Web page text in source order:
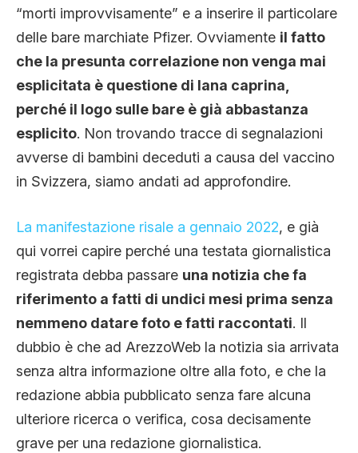
“morti improvvisamente” e a inserire il particolare
delle bare marchiate Pfizer. Ovviamente il fatto
che la presunta correlazione non venga mai
esplicitata è questione di lana caprina,
perché il logo sulle bare è già abbastanza
esplicito. Non trovando tracce di segnalazioni
avverse di bambini deceduti a causa del vaccino
in Svizzera, siamo andati ad approfondire.
La manifestazione risale a gennaio 2022, e già
qui vorrei capire perché una testata giornalistica
registrata debba passare una notizia che fa
riferimento a fatti di undici mesi prima senza
nemmeno datare foto e fatti raccontati. Il
dubbio è che ad ArezzoWeb la notizia sia arrivata
senza altra informazione oltre alla foto, e che la
redazione abbia pubblicato senza fare alcuna
ulteriore ricerca o verifica, cosa decisamente
grave per una redazione giornalistica.